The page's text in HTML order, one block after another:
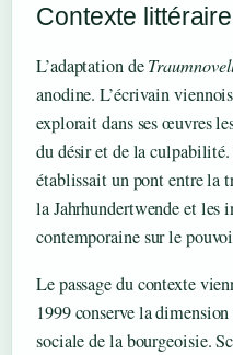
Contexte
L’adaptation de
anodine. L’écrivain
explorait dans ses œuvres
du désir et de la
établissait un pont entre la
la Jahrhundertwende et les
contemporaine sur le
Le passage du contexte
1999 conserve la
sociale de la bourgeoisie.